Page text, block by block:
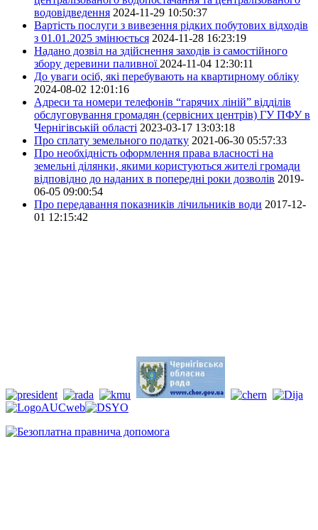
водовідведення 2024-11-29 10:50:37
Вартість послуги з вивезення рідких побутових відходів
з 01.01.2025 змінюється 2024-11-28 16:23:19
Надано дозвіл на здійснення заходів із самостійного
збору деревини паливної 2024-11-04 12:30:11
До уваги осіб, які перебувають на квартирному обліку
2024-08-02 12:01:16
Адреси та номери телефонів “гарячих ліній” відділів
обслуговування громадян (сервісних центрів) ГУ ПФУ в
Чернігівській області 2023-03-17 13:03:18
Про сплату земельного податку 2021-06-30 05:57:33
Про необхідність оформлення права власності на
земельні ділянки, якими користуються жителі громади
відповідно до наданих в попередні роки дозволів 2019-
06-05 09:00:54
Про передавання показників лічильників води 2017-12-
01 12:15:42